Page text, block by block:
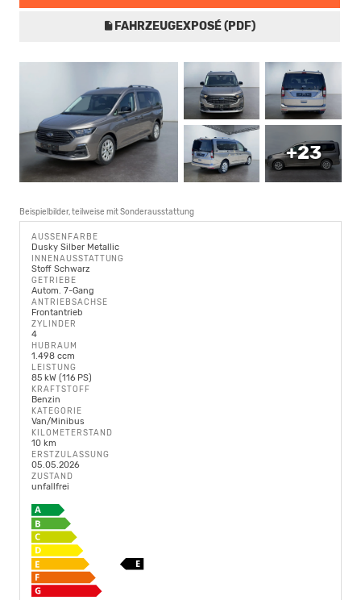
FAHRZEUGEXPOSÉ (PDF)
+23
Beispielbilder, teilweise mit Sonderausstattung
AUSSENFARBE
Dusky Silber Metallic
INNENAUSSTATTUNG
Stoff Schwarz
GETRIEBE
Autom. 7-Gang
ANTRIEBSACHSE
Frontantrieb
ZYLINDER
4
HUBRAUM
1.498 ccm
LEISTUNG
85 kW (116 PS)
KRAFTSTOFF
Benzin
KATEGORIE
Van/Minibus
KILOMETERSTAND
10 km
ERSTZULASSUNG
05.05.2026
ZUSTAND
unfallfrei